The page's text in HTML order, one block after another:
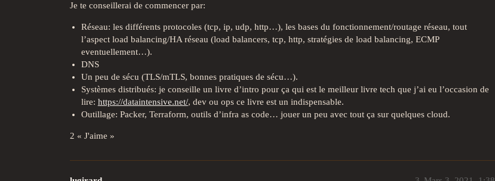
Je te conseillerai de commencer par:
Réseau: les différents protocoles (tcp, ip, udp, http…), les bases du fonctionnement/routage réseau, tout
l’aspect load balancing/HA réseau (load balancers, tcp, http, stratégies de load balancing, ECMP
eventuellement…).
DNS
Un peu de sécu (TLS/mTLS, bonnes pratiques de sécu…).
Systèmes distribués: je conseille un livre d’intro pour ça qui est le meilleur livre tech que j’ai eu l’occasion de
lire: https://dataintensive.net/, dev ou ops ce livre est un indispensable.
Outillage: Packer, Terraform, outils d’infra as code… jouer un peu avec tout ça sur quelques cloud.
2 « J'aime »